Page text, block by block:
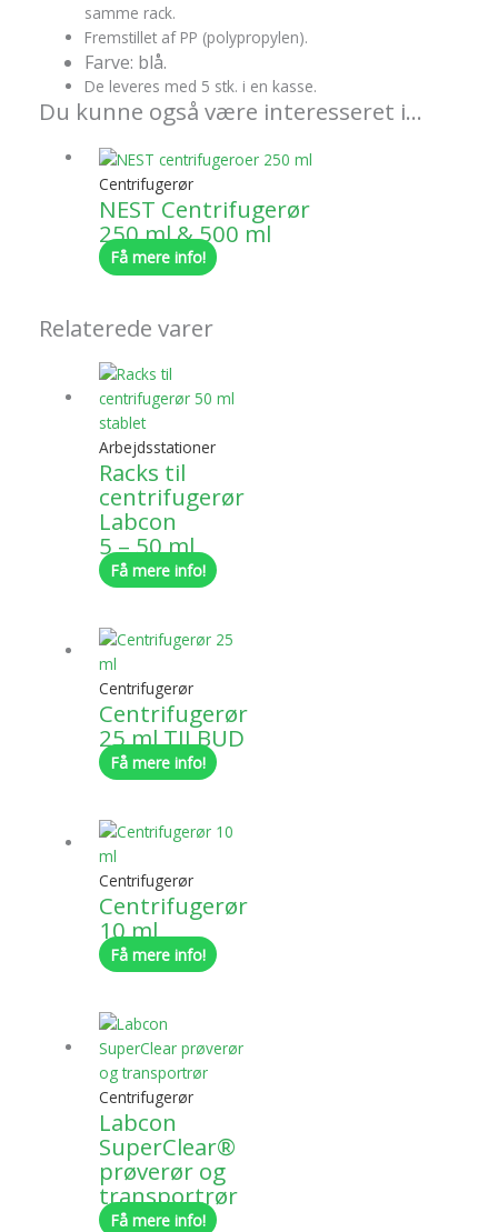
samme rack.
Fremstillet af PP (polypropylen).
Farve: blå.
De leveres med 5 stk. i en kasse.
Du kunne også være interesseret i…
Centrifugerør
NEST Centrifugerør
250 ml & 500 ml
Få mere info!
Relaterede varer
Arbejdsstationer
Racks til
centrifugerør
Labcon
5 – 50 ml
Få mere info!
Centrifugerør
Centrifugerør
25 ml TILBUD
Få mere info!
Centrifugerør
Centrifugerør
10 ml
Få mere info!
Centrifugerør
Labcon
SuperClear®
prøverør og
transportrør
Få mere info!